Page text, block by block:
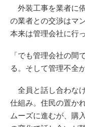
外装工事を業者に
の業者との交渉はマ
本来は管理会社に行
「でも管理会社の間
る。そして管理不全
全員と話し合わな
仕組み。住民の置か
ムーズに進むが、購